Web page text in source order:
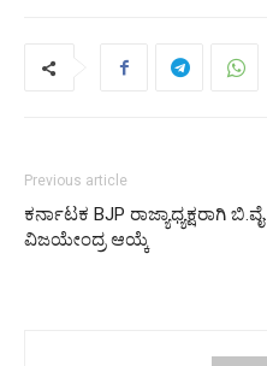
Previous article
ಕರ್ನಾಟಕ BJP ರಾಜ್ಯಾಧ್ಯಕ್ಷರಾಗಿ ಬಿ.ವೈ.
ವಿಜಯೇಂದ್ರ ಆಯ್ಕೆ